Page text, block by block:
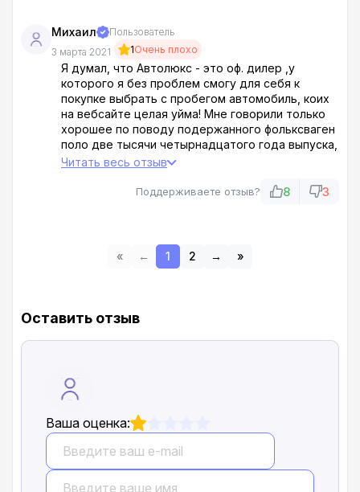
Михаил
Пользователь
3 марта 2021
1Очень плохо
Я думал, что Автолюкс - это оф. дилер ,у
которого я без проблем смогу для себя к
покупке выбрать с пробегом автомобиль, коих
на вебсайте целая уйма! Мне говорили только
хорошее по поводу подержанного фольксваген
поло две тысячи четырнадцатого года выпуска,
даже скидку в 50 000 гарантировали оформить!
не советовал к покупке, как и многие здесь
Читать весь отзыв
Поддерживаете отзыв? 8 3
« ← 1 2 → »
Оставить отзыв
Ваша оценка: